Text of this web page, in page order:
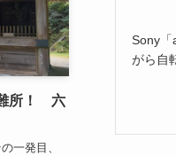
難所！ 六
一発目、
Sony「
がら自